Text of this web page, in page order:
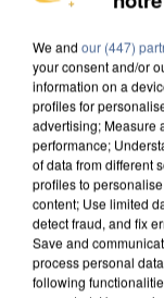
We and our (447)
your consent and/or
information on a
profiles for
advertising; Measure
performance;
of data from different
profiles to
content; Use limited
detect fraud, and fix
Save and
process personal
following